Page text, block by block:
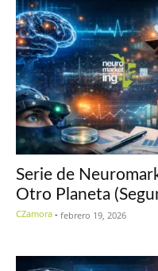
Serie de
Otro Planeta
CZamora - febrero 19, 2026